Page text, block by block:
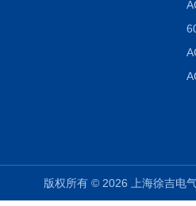
版权所有 © 2026 上海徐吉